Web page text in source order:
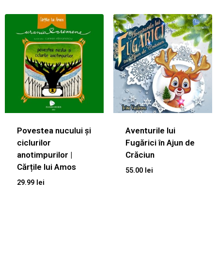
Povestea nucului și
ciclurilor
anotimpurilor |
Cărțile lui Amos
29.99 lei
Aventurile lui
Fugărici în Ajun de
Crăciun
55.00 lei